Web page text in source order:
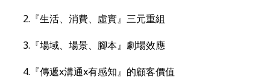
2.『生活、消費、虛實』三元重組
3.『場域、場景、腳本』劇場效應
4.『傳遞x溝通x有感知』的顧客價值